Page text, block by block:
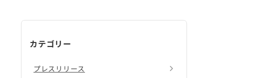
カテゴリー
プレスリリース